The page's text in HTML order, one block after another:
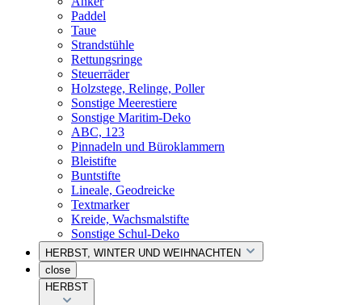
Paddel
Taue
Strandstühle
Rettungsringe
Steuerräder
Holzstege, Relinge, Poller
Sonstige Meerestiere
Sonstige Maritim-Deko
ABC, 123
Pinnadeln und Büroklammern
Bleistifte
Buntstifte
Lineale, Geodreicke
Textmarker
Kreide, Wachsmalstifte
Sonstige Schul-Deko
HERBST, WINTER UND WEIHNACHTEN
close
HERBST